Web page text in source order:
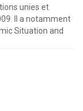
unies et
Il a notamment
Situation and